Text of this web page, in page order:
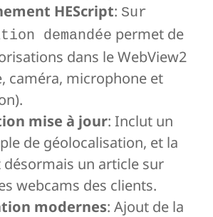
HEScript: Sur
demandée permet de
dans le WebView2
caméra, microphone et
mise à jour: Inclut un
de géolocalisation, et la
désormais un article sur
webcams des clients.
modernes: Ajout de la